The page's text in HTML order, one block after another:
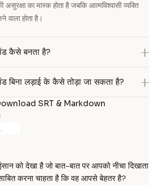
का मास्क होता है जबकि आत्मविश्वासी व्यक्ति
होता है।
कैसे बनता है?
बिना लड़ाई के कैसे तोड़ा जा सकता है?
SRT & Markdown
को देखा है जो बात-बात पर आपको नीचा दिखाता
करना चाहता है कि वह आपसे बेहतर है?